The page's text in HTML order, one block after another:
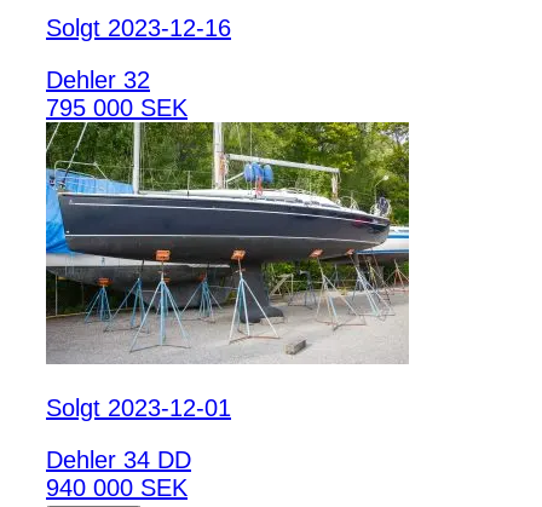
Solgt 2023-12-16
Dehler 32
795 000 SEK
Solgt 2023-12-01
Dehler 34 DD
940 000 SEK